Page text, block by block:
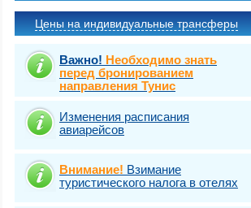
Цены на индивидуальные трансферы
Важно! Необходимо знать
перед бронированием
направления Тунис
Изменения расписания
авиарейсов
Внимание! Взимание
туристического налога в отелях